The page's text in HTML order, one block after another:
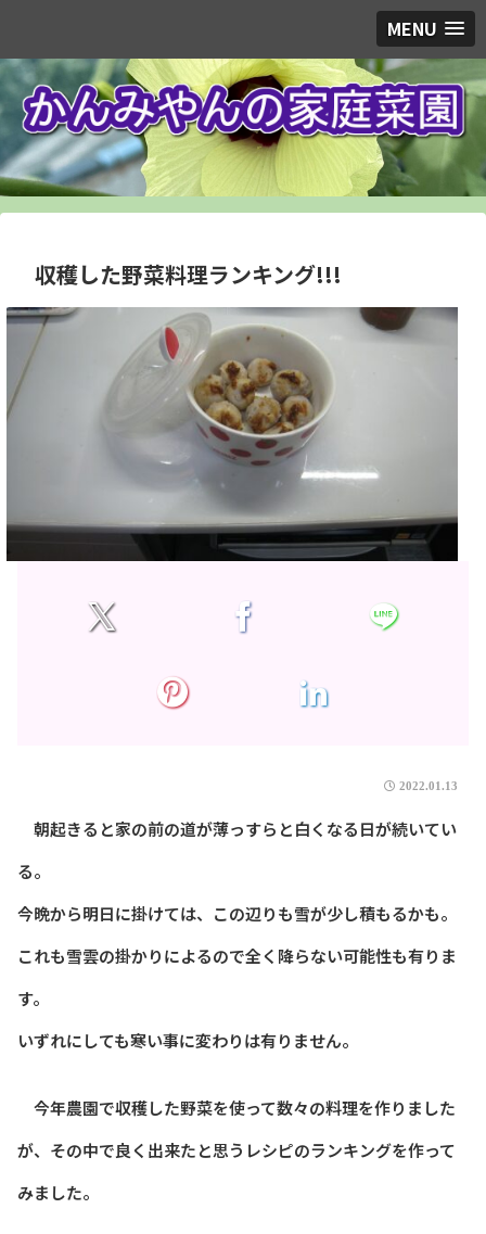
MENU
収穫した野菜料理ランキング!!!
2022.01.13
朝起きると家の前の道が薄っすらと白くなる日が続いてい
る。
今晩から明日に掛けては、この辺りも雪が少し積もるかも。
これも雪雲の掛かりによるので全く降らない可能性も有りま
す。
いずれにしても寒い事に変わりは有りません。
今年農園で収穫した野菜を使って数々の料理を作りました
が、その中で良く出来たと思うレシピのランキングを作って
みました。